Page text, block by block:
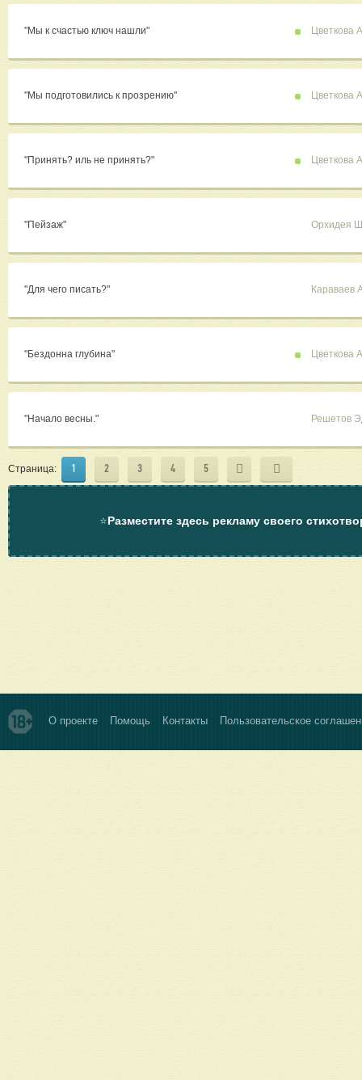
"Мы к счастью ключ нашли" Цветкова
"Мы подготовились к прозрению" Цветкова
"Принять? иль не принять?" Цветкова
"Пейзаж" Орхидея
"Для чего писать?" Караваев
"Бездонна глубина" Цветкова
"Начало весны." Решетов
Страница: 1 2 3 4 5
⭐Разместите здесь рекламу своего
О проекте Помощь Контакты Пользовательское